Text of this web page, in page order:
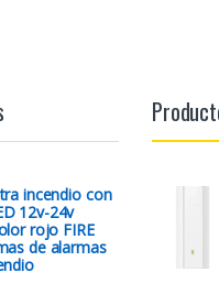
incendio con
12v-24v
rojo FIRE
de alarmas